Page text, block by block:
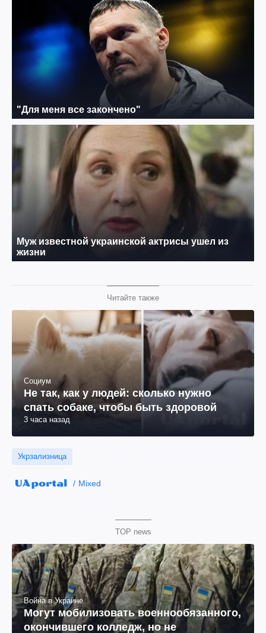
Читайте также
Социум
Не так, как у людей: сколько нужно
спать собаке, чтобы быть здоровой
3 часа назад
Укрзализница
Mixed
TOP news
Война в Украине
Могут мобилизовать военнообязанного,
окончившего колледж, но не